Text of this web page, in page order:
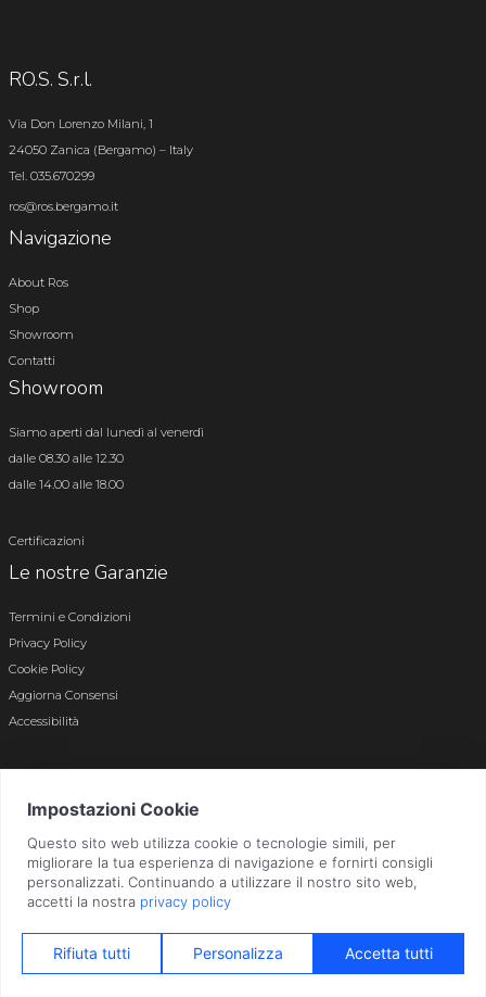
RO.S. S.r.l.
Via Don Lorenzo Milani, 1
24050 Zanica (Bergamo) – Italy
Tel. 035.670299
ros@ros.bergamo.it
Navigazione
About Ros
Shop
Showroom
Contatti
Showroom
Siamo aperti dal lunedì al venerdì
dalle 08.30 alle 12.30
dalle 14.00 alle 18.00
Certificazioni
Le nostre Garanzie
Termini e Condizioni
Privacy Policy
Cookie Policy
Aggiorna Consensi
Accessibilità
Bergamo n. 01496180165 · Capitale Sociale i.v. € 800.000,00